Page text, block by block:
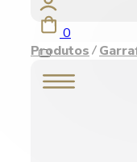
0
Produtos